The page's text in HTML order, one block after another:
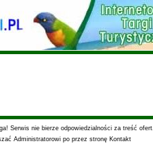
Serwis nie bierze odpowiedzialności za treść
Administratorowi po przez stronę Kontakt